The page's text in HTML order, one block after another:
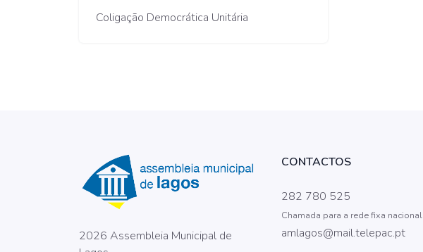
Coligação Democrática Unitária
2026 Assembleia Municipal de
CONTACTOS
282 780 525
Chamada para a rede fixa nacional
amlagos@mail.telepac.pt